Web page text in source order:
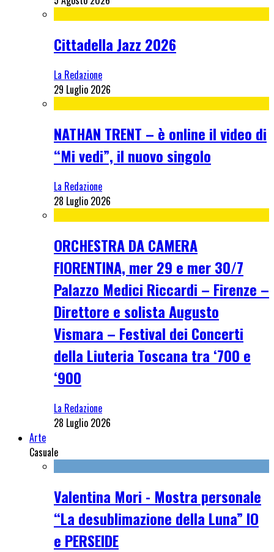
Cittadella Jazz 2026
La Redazione
29 Luglio 2026
NATHAN TRENT – è online il video di
“Mi vedi”, il nuovo singolo
La Redazione
28 Luglio 2026
ORCHESTRA DA CAMERA
FIORENTINA, mer 29 e mer 30/7
Palazzo Medici Riccardi – Firenze –
Direttore e solista Augusto
Vismara – Festival dei Concerti
della Liuteria Toscana tra ‘700 e
‘900
La Redazione
28 Luglio 2026
Arte
Casuale
Valentina Mori - Mostra personale
“La desublimazione della Luna” IO
e PERSEIDE